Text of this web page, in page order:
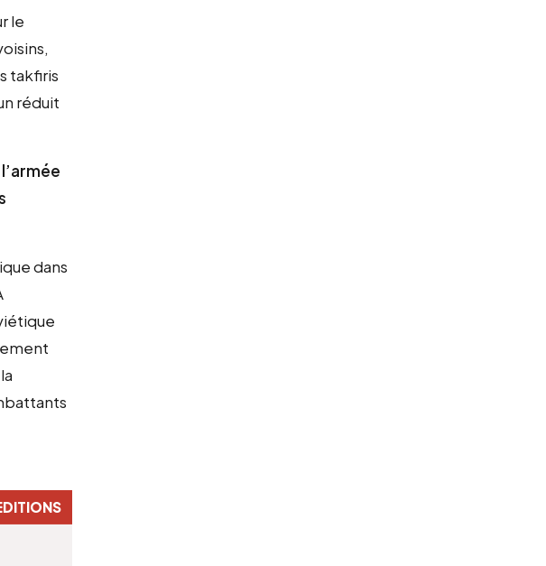
le
takfiris
réduit
dans